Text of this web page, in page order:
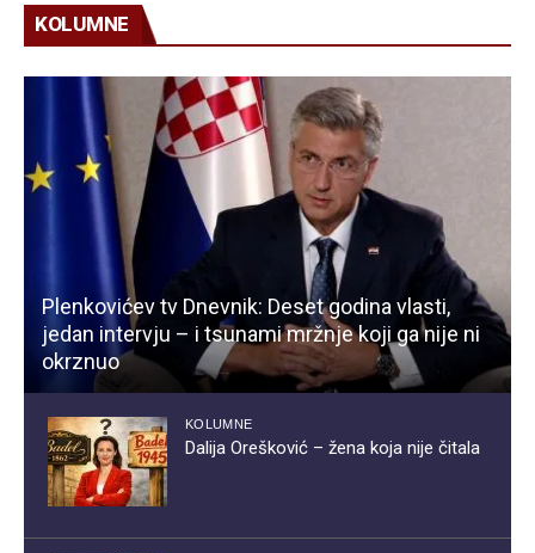
KOLUMNE
Plenkovićev tv Dnevnik: Deset godina vlasti,
jedan intervju – i tsunami mržnje koji ga nije ni
okrznuo
KOLUMNE
Dalija Orešković – žena koja nije čitala